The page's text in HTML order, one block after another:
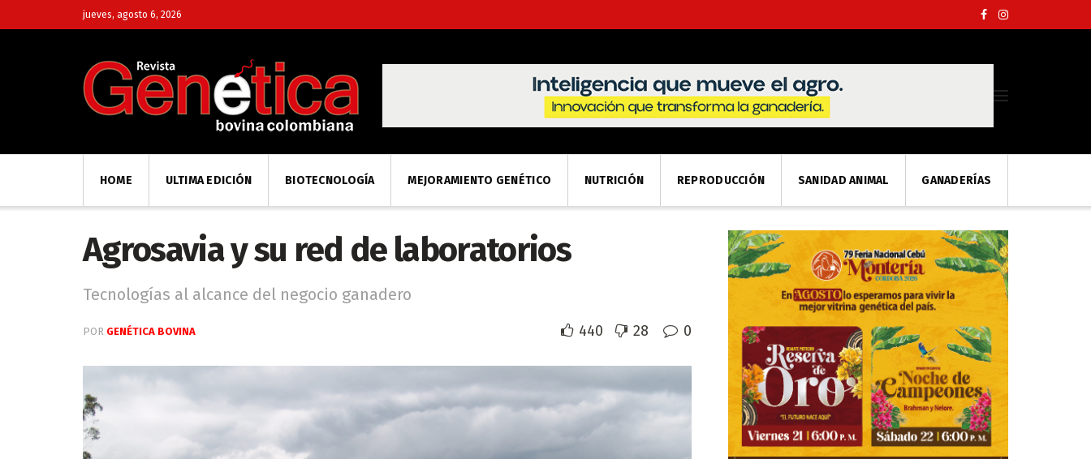
jueves, agosto 6, 2026
HOME ULTIMA EDICIÓN BIOTECNOLOGÍA MEJORAMIENTO GENÉTICO NUTRICIÓN REPRODUCCIÓN SANIDAD ANIMAL GANADERÍAS
Agrosavia y su red de laboratorios
Tecnologías al alcance del negocio ganadero
POR GENÉTICA BOVINA 440 28 0